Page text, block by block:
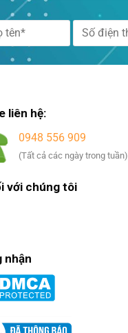
liên hệ:
0948 556 909
(Tất cả các ngày trong tuần)
với chúng tôi
nhận